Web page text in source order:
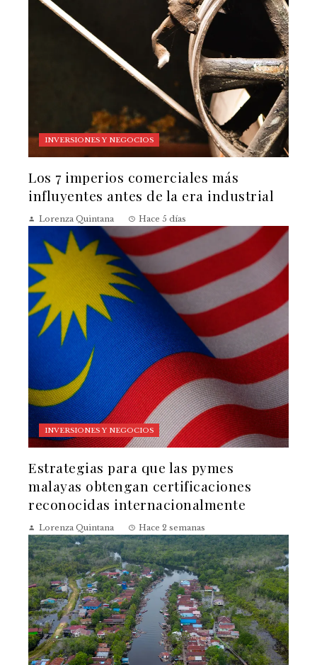
INVERSIONES Y NEGOCIOS
Los 7 imperios comerciales más
influyentes antes de la era industrial
Lorenza Quintana Hace 5 días
INVERSIONES Y NEGOCIOS
Estrategias para que las pymes
malayas obtengan certificaciones
reconocidas internacionalmente
Lorenza Quintana Hace 2 semanas